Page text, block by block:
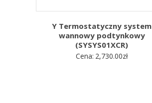
Y Termostatyczny system
wannowy podtynkowy
(SYSYS01XCR)
Cena: 2,730.00zł